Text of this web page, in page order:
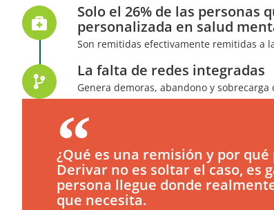
Solo el 26% de las personas
personalizada en salud
Son remitidas efectivamente remitidas a
La falta de redes integradas
Genera demoras, abandono y
¿Qué es una remisión y por
Derivar no es soltar el caso, es
persona llegue donde
que necesita.